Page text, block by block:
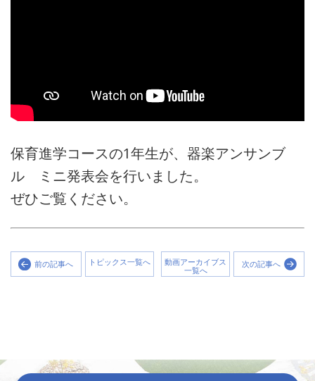
保育進学コースの1年生が、器楽アンサンブ
ル ミニ発表会を行いました。
ぜひご覧ください。
前の記事へ トピックス一覧へ
動画アーカイブス
一覧へ
次の記事へ